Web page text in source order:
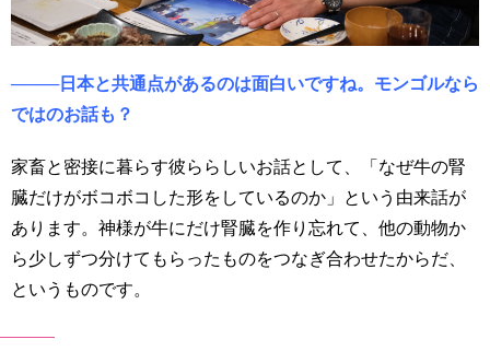
────日本と共通点があるのは面白いですね。モンゴルなら
ではのお話も？
家畜と密接に暮らす彼ららしいお話として、「なぜ牛の腎
臓だけがボコボコした形をしているのか」という由来話が
あります。神様が牛にだけ腎臓を作り忘れて、他の動物か
ら少しずつ分けてもらったものをつなぎ合わせたからだ、
というものです。